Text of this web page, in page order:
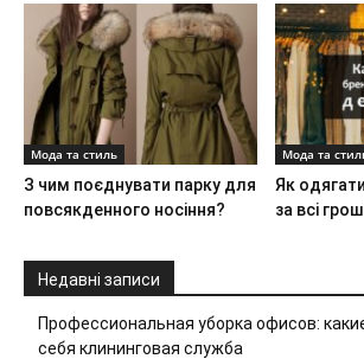
Мода та стиль
З чим поєднувати парку для
повсякденного носіння?
Мода та
Як
за всі
Недавні записи
Профессиональная уборка офисов:
себя клининговая служба